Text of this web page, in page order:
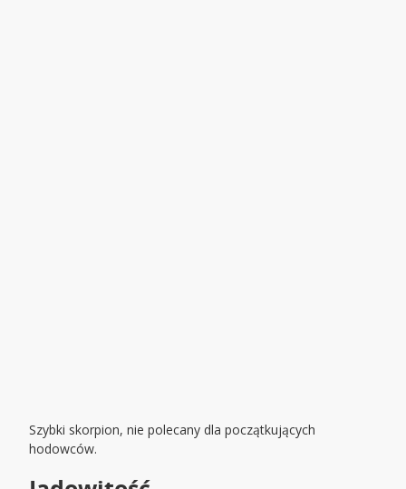
Szybki skorpion, nie polecany dla początkujących
hodowców.